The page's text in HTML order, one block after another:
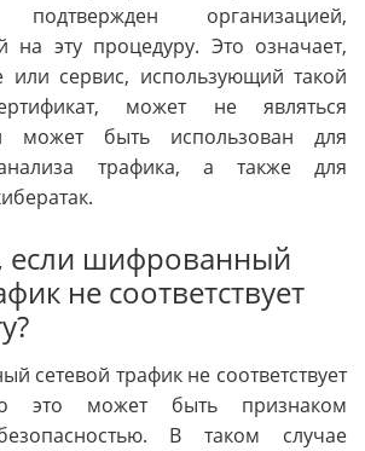
организацией,
на эту процедуру. Это означает,
или сервис, использующий такой
может не являться
может быть использован для
трафика, а также для
если шифрованный
не соответствует
сетевой трафик не соответствует
это может быть признаком
В таком случае